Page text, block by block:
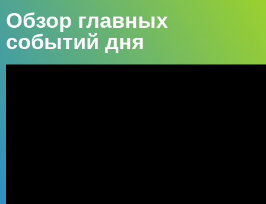
Обзор главных
событий дня